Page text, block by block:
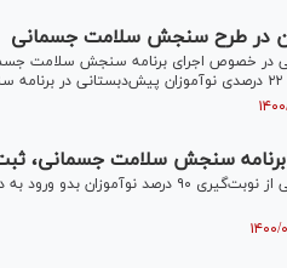
رئیس سازمان آموزش‌وپرورش استثنایی از